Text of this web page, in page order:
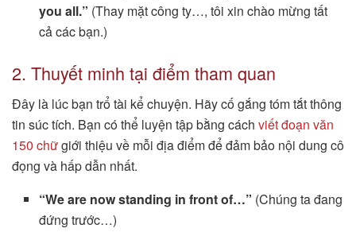
you all.” (Thay mặt công ty…, tôi xin chào mừng tất
cả các bạn.)
2. Thuyết minh tại điểm tham quan
Đây là lúc bạn trổ tài kể chuyện. Hãy cố gắng tóm tắt thông
tin súc tích. Bạn có thể luyện tập bằng cách viết đoạn văn
150 chữgiới thiệu về mỗi địa điểm để đảm bảo nội dung cô
đọng và hấp dẫn nhất.
“We are now standing in front of…” (Chúng ta đang
đứng trước…)